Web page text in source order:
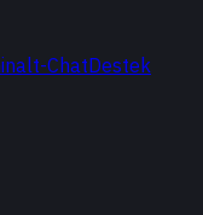
t-ChatDestek